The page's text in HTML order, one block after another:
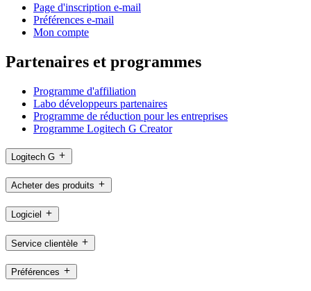
Page d'inscription e-mail
Préférences e-mail
Mon compte
Partenaires et programmes
Programme d'affiliation
Labo développeurs partenaires
Programme de réduction pour les entreprises
Programme Logitech G Creator
Logitech G
Acheter des produits
Logiciel
Service clientèle
Préférences